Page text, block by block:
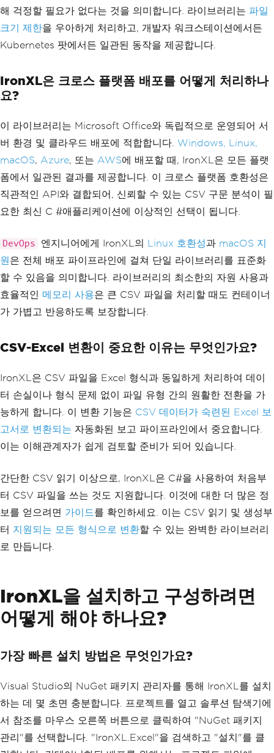
해 걱정할 필요가 없다는 것을 의미합니다. 라이브러리는 파일
크기 제한을 우아하게 처리하고, 개발자 워크스테이션에서든
Kubernetes 팟에서든 일관된 동작을 제공합니다.
IronXL은 크로스 플랫폼 배포를 어떻게 처리하나
요?
이 라이브러리는 Microsoft Office와 독립적으로 운영되어 서
버 환경 및 클라우드 배포에 적합합니다. Windows, Linux,
macOS, Azure, 또는 AWS에 배포할 때, IronXL은 모든 플랫
폼에서 일관된 결과를 제공합니다. 이 크로스 플랫폼 호환성은
직관적인 API와 결합되어, 신뢰할 수 있는 CSV 구문 분석이 필
요한 최신 C #애플리케이션에 이상적인 선택이 됩니다.
DevOps 엔지니어에게 IronXL의 Linux 호환성과 macOS 지
원 은 전체 배포 파이프라인에 걸쳐 단일 라이브러리를 표준화
할 수 있음을 의미합니다. 라이브러리의 최소한의 자원 사용과
효율적인 메모리 사용은 큰 CSV 파일을 처리할 때도 컨테이너
가 가볍고 반응하도록 보장합니다.
CSV-Excel 변환이 중요한 이유는 무엇인가요?
IronXL은 CSV 파일을 Excel 형식과 동일하게 처리하여 데이
터 손실이나 형식 문제 없이 파일 유형 간의 원활한 전환을 가
능하게 합니다. 이 변환 기능은 CSV 데이터가 숙련된 Excel 보
고서로 변환되는 자동화된 보고 파이프라인에서 중요합니다.
이는 이해관계자가 쉽게 검토할 준비가 되어 있습니다.
간단한 CSV 읽기 이상으로, IronXL은 C#을 사용하여 처음부
터 CSV 파일을 쓰는 것도 지원합니다. 이것에 대한 더 많은 정
보를 얻으려면 가이드를 확인하세요. 이는 CSV 읽기 및 생성부
터 지원되는 모든 형식으로 변환할 수 있는 완벽한 라이브러리
로 만듭니다.
IronXL을 설치하고 구성하려면
어떻게 해야 하나요?
가장 빠른 설치 방법은 무엇인가요?
Visual Studio의 NuGet 패키지 관리자를 통해 IronXL를 설치
하는 데 몇 초면 충분합니다. 프로젝트를 열고 솔루션 탐색기에
서 참조를 마우스 오른쪽 버튼으로 클릭하여 "NuGet 패키지
관리"를 선택합니다. "IronXL.Excel"을 검색하고 "설치"를 클